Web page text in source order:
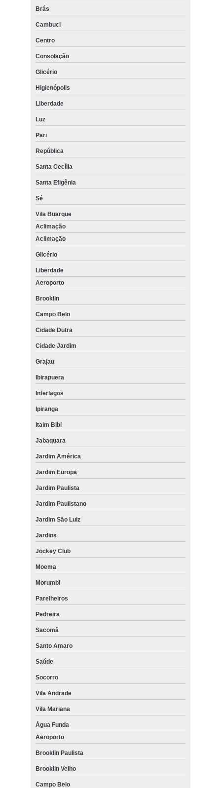
Brás
Cambuci
Centro
Consolação
Glicério
Higienópolis
Liberdade
Luz
Pari
República
Santa Cecília
Santa Efigênia
Sé
Vila Buarque
Aclimação
Aclimação
Glicério
Liberdade
Aeroporto
Brooklin
Campo Belo
Cidade Dutra
Cidade Jardim
Grajau
Ibirapuera
Interlagos
Ipiranga
Itaim Bibi
Jabaquara
Jardim América
Jardim Europa
Jardim Paulista
Jardim Paulistano
Jardim São Luiz
Jardins
Jockey Club
Moema
Morumbi
Parelheiros
Pedreira
Sacomã
Santo Amaro
Saúde
Socorro
Vila Andrade
Vila Mariana
Água Funda
Aeroporto
Brooklin Paulista
Brooklin Velho
Campo Belo